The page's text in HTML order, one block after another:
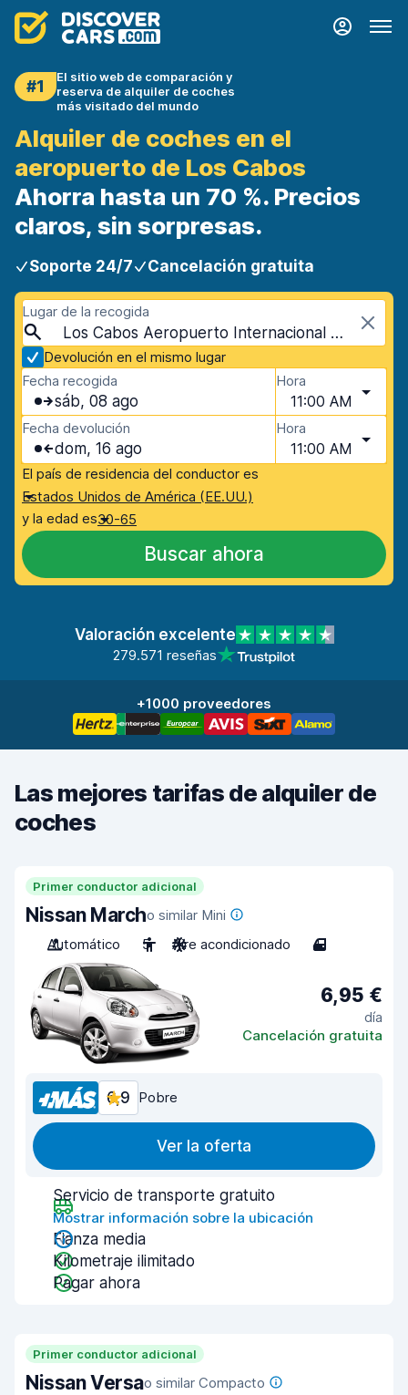
#1
El sitio web de comparación y
reserva de alquiler de coches
más visitado del mundo
Alquiler de coches en el
aeropuerto de Los Cabos
Ahorra hasta un 70 %. Precios
claros, sin sorpresas.
Soporte 24/7 Cancelación gratuita
Lugar de la recogida
Los Cabos Aeropuerto Internacional (SJD), San José del Cabo, México
Devolución en el mismo lugar
Fecha recogida
sáb, 08 ago
Hora
11:00 AM
Fecha devolución
dom, 16 ago
Hora
11:00 AM
El país de residencia del conductor es
Estados Unidos de América (EE.UU.)
y la edad es30-65
Buscar ahora
Valoración excelente
279.571 reseñas
+1000 proveedores
Las mejores tarifas de alquiler de
coches
Primer conductor adicional
Nissan Marcho similar Mini
Automático
5 Aire acondicionado 4
6,95 €
día
Cancelación gratuita
6,9 Pobre
Ver la oferta
Servicio de transporte gratuito
Mostrar información sobre la ubicación
Fianza media
Kilometraje ilimitado
Pagar ahora
Primer conductor adicional
Nissan Versao similar Compacto